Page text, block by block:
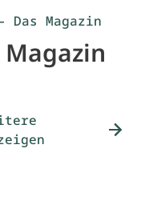
Das Magazin
Magazin